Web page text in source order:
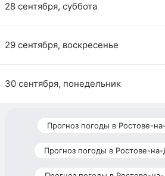
28 сентября, суббота
29 сентября, воскресенье
30 сентября, понедельник
Прогноз погоды в Ростове-
Прогноз погоды в Ростове-